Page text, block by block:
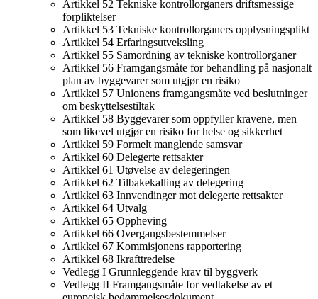
Artikkel 52 Tekniske kontrollorganers driftsmessige
forpliktelser
Artikkel 53 Tekniske kontrollorganers opplysningsplikt
Artikkel 54 Erfaringsutveksling
Artikkel 55 Samordning av tekniske kontrollorganer
Artikkel 56 Framgangsmåte for behandling på nasjonalt
plan av byggevarer som utgjør en risiko
Artikkel 57 Unionens framgangsmåte ved beslutninger
om beskyttelsestiltak
Artikkel 58 Byggevarer som oppfyller kravene, men
som likevel utgjør en risiko for helse og sikkerhet
Artikkel 59 Formelt manglende samsvar
Artikkel 60 Delegerte rettsakter
Artikkel 61 Utøvelse av delegeringen
Artikkel 62 Tilbakekalling av delegering
Artikkel 63 Innvendinger mot delegerte rettsakter
Artikkel 64 Utvalg
Artikkel 65 Oppheving
Artikkel 66 Overgangsbestemmelser
Artikkel 67 Kommisjonens rapportering
Artikkel 68 Ikrafttredelse
Vedlegg I Grunnleggende krav til byggverk
Vedlegg II Framgangsmåte for vedtakelse av et